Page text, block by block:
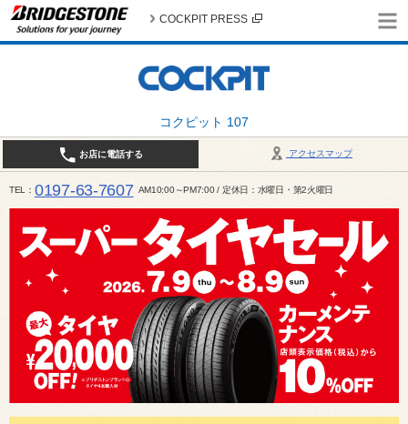
コクピット 107
COCKPIT PRESS
アクセスマップ
お店に電話する
TEL 0197-63-7607 AM10:00～PM7:00 / 定休日：水曜日・第2火曜日